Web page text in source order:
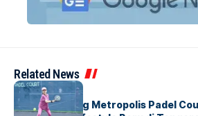
Related News
BERITAHOME
Grand Opening Metropolis Padel